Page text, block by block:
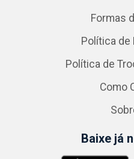
Formas
Política de
Política de
Como
Baixe já